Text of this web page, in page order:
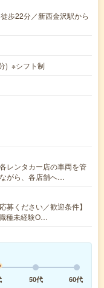
歩22分／新西金沢駅から
) ※シフト制
レンタカー店の車両を管
がら、各店舗へ…
募ください／歓迎条件】
種未経験O…
50代 60代